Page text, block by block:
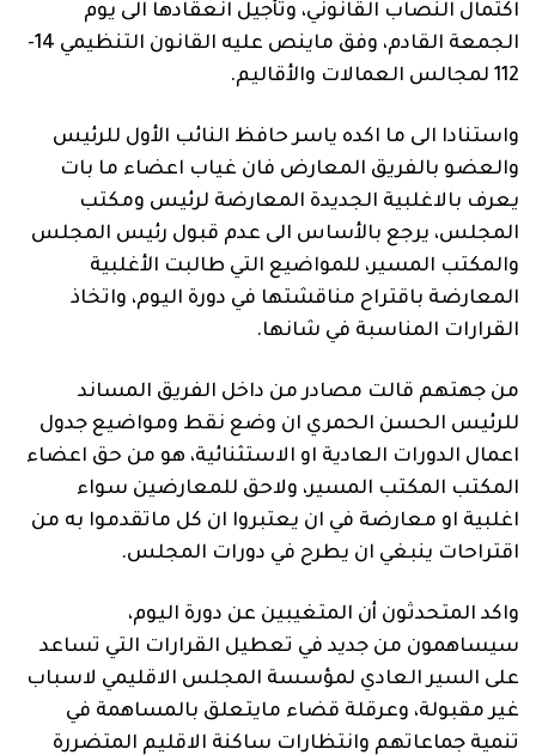
اكتمال النصاب القانوني، وتأجيل انعقادها الى يوم
الجمعة القادم، وفق ماينص عليه القانون التنظيمي 14-
112 لمجالس العمالات والأقاليم.
واستنادا الى ما اكده ياسر حافظ النائب الأول للرئيس
والعضو بالفريق المعارض فان غياب اعضاء ما بات
يعرف بالاغلبية الجديدة المعارضة لرئيس ومكتب
المجلس، يرجع بالأساس الى عدم قبول رئيس المجلس
والمكتب المسير، للمواضيع التي طالبت الأغلبية
المعارضة باقتراح مناقشتها في دورة اليوم، واتخاذ
القرارات المناسبة في شانها.
من جهتهم قالت مصادر من داخل الفريق المساند
للرئيس الحسن الحمري ان وضع نقط ومواضيع جدول
اعمال الدورات العادية او الاستثنائية، هو من حق اعضاء
المكتب المكتب المسير، ولاحق للمعارضين سواء
اغلبية او معارضة في ان يعتبروا ان كل ماتقدموا به من
اقتراحات ينبغي ان يطرح في دورات المجلس.
واكد المتحدثون أن المتغيبين عن دورة اليوم،
سيساهمون من جديد في تعطيل القرارات التي تساعد
على السير العادي لمؤسسة المجلس الاقليمي لاسباب
غير مقبولة، وعرقلة قضاء مايتعلق بالمساهمة في
تنمية جماعاتهم وانتظارات ساكنة الاقليم المتضررة